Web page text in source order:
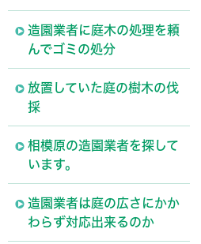
造園業者に庭木の処理を頼
んでゴミの処分
放置していた庭の樹木の伐
採
相模原の造園業者を探して
います。
造園業者は庭の広さにかか
わらず対応出来るのか